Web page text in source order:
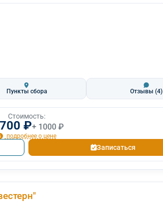
Пункты сбора Отзывы(4)
Стоимость:
₽+ 1000 ₽
подробнее о цене
Записаться